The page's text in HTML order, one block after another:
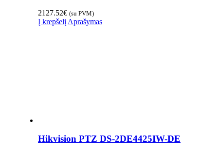
2127.52€ (su PVM)
Į krepšelį Aprašymas
Hikvision PTZ DS-2DE4425IW-DE